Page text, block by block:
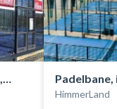
single
HimmerLand